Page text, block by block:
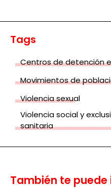
Tags
Centros de detención
Movimientos de
Violencia sexual
Violencia social y
sanitaria
También te